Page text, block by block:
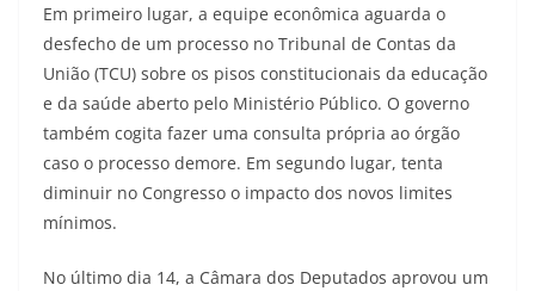
Em primeiro lugar, a equipe econômica aguarda o
desfecho de um processo no Tribunal de Contas da
União (TCU) sobre os pisos constitucionais da educação
e da saúde aberto pelo Ministério Público. O governo
também cogita fazer uma consulta própria ao órgão
caso o processo demore. Em segundo lugar, tenta
diminuir no Congresso o impacto dos novos limites
mínimos.
No último dia 14, a Câmara dos Deputados aprovou um